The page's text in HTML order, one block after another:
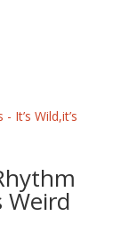
Weird